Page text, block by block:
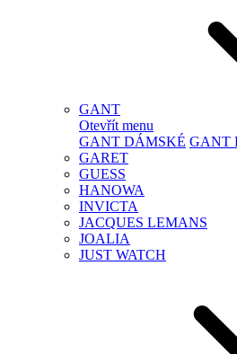
GANT
Otevřít menu
GANT DÁMSKÉ GANT
GARET
GUESS
HANOWA
INVICTA
JACQUES LEMANS
JOALIA
JUST WATCH